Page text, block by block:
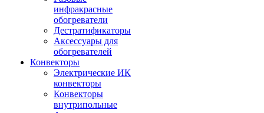
инфракрасные
обогреватели
Дестратификаторы
Аксессуары для
обогревателей
Конвекторы
Электрические ИК
конвекторы
Конвекторы
внутрипольные